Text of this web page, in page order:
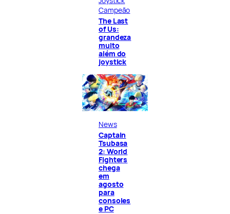
Campeão
The Last
of Us:
grandeza
muito
além do
joystick
News
Captain
Tsubasa
2: World
Fighters
chega
em
agosto
para
consoles
e PC